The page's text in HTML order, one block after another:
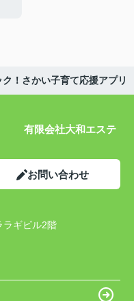
！さかい子育て応援アプリ
会社大和エステ
お問い合わせ
ラギビル2階